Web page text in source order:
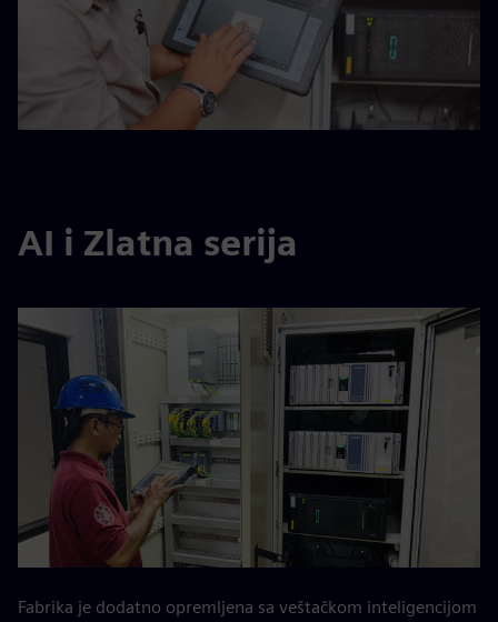
AI i Zlatna serija
Fabrika je dodatno opremljena sa veštačkom inteligencijom